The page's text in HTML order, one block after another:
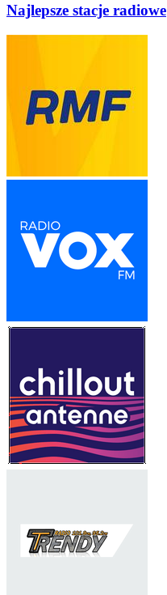
Najlepsze stacje radiowe